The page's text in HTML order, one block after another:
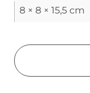
8 × 8 × 15,5 cm